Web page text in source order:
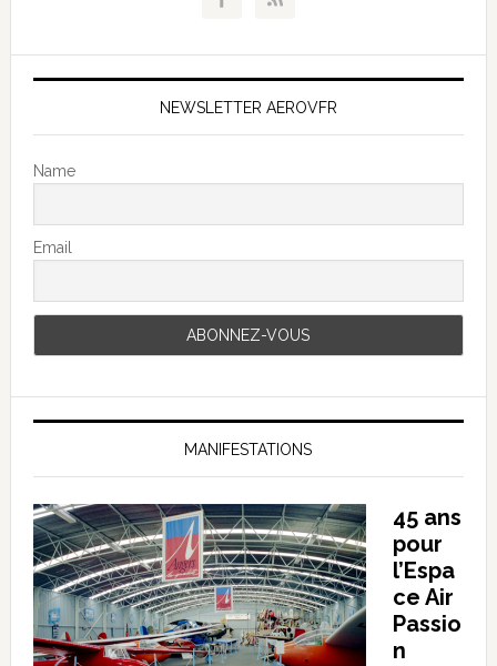
NEWSLETTER AEROVFR
Name
Email
MANIFESTATIONS
45 ans
pour
l’Espa
ce Air
Passio
n